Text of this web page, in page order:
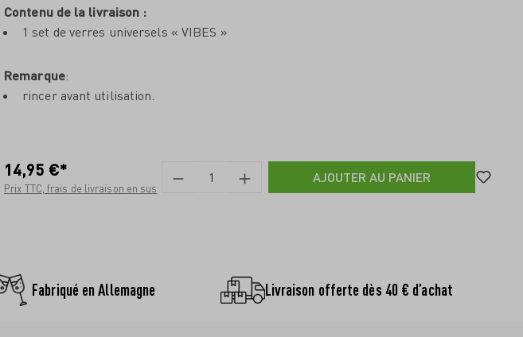
Contenu de la livraison :
1 set de verres universels « VIBES »
Remarque:
rincer avant utilisation.
14,95 €*
Prix TTC, frais de livraison en sus
AJOUTER AU PANIER
Fabriqué en Allemagne Livraison offerte dès 40 € d’achat